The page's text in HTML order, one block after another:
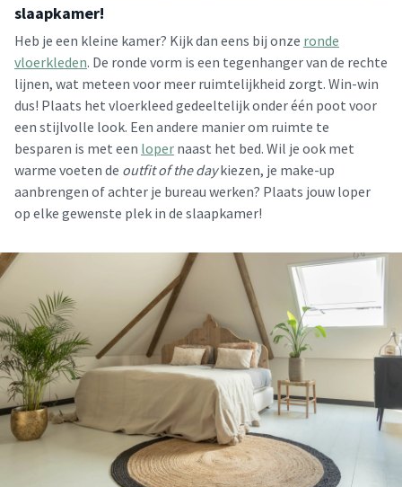
slaapkamer!
Heb je een kleine kamer? Kijk dan eens bij onze ronde
vloerkleden. De ronde vorm is een tegenhanger van de rechte
lijnen, wat meteen voor meer ruimtelijkheid zorgt. Win-win
dus! Plaats het vloerkleed gedeeltelijk onder één poot voor
een stijlvolle look. Een andere manier om ruimte te
besparen is met een loper naast het bed. Wil je ook met
warme voeten de outfit of the daykiezen, je make-up
aanbrengen of achter je bureau werken? Plaats jouw loper
op elke gewenste plek in de slaapkamer!